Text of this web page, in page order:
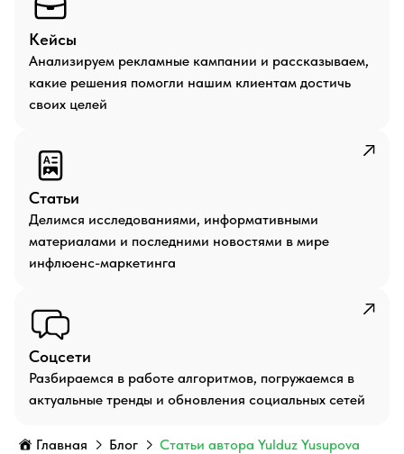
Кейсы
Анализируем рекламные кампании и рассказываем,
какие решения помогли нашим клиентам достичь
своих целей
Статьи
Делимся исследованиями, информативными
материалами и последними новостями в мире
инфлюенс-маркетинга
Соцсети
Разбираемся в работе алгоритмов, погружаемся в
актуальные тренды и обновления социальных сетей
Главная Блог Статьи автора Yulduz Yusupova